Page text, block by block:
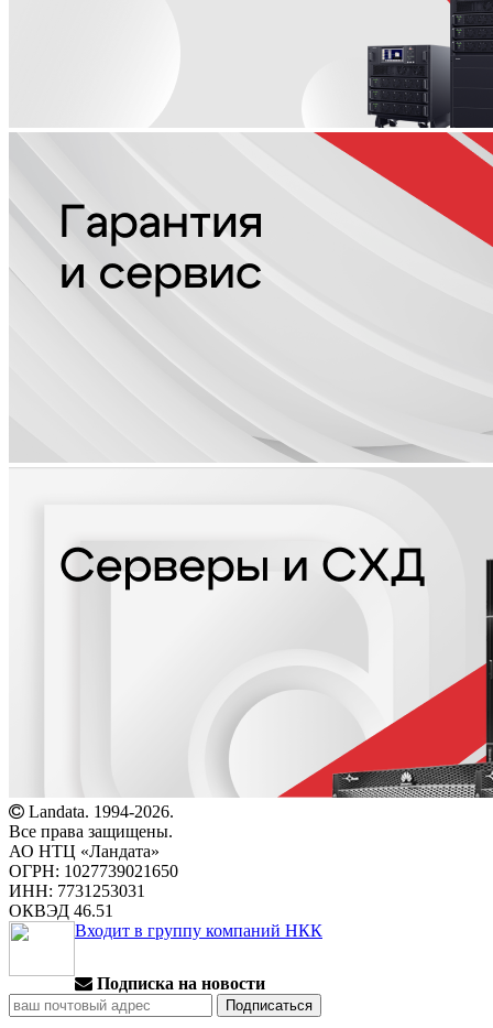
Landata. 1994-2026.
Все права защищены.
АО НТЦ «Ландата»
ОГРН: 1027739021650
ИНН: 7731253031
ОКВЭД 46.51
Входит в группу компаний НКК
Подписка на новости